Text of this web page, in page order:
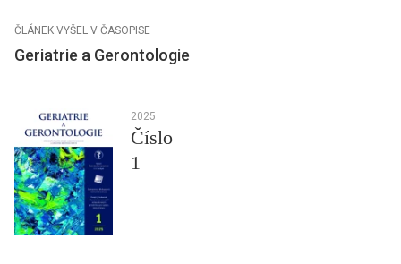
ČLÁNEK VYŠEL V ČASOPISE
Geriatrie a Gerontologie
2025
Číslo
1